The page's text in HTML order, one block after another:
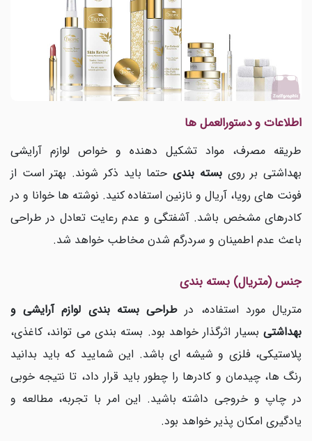
اطلاعات و دستورالعمل ها
طریقه مصرف، مواد تشکیل دهنده و خواص لوازم آرایشی
بهداشتی بر رویبسته بندی حتما باید ذکر شوند. بهتر است از
فونت های رویا، آریال و نازنین استفاده کنید. نوشته ها خوانا و در
کادرهای مشخص باشد. آشفتگی و عدم رعایت تعادل در طراحی
باعث عدم اطمینان و سردرگم شدن مخاطب خواهد شد.
جنس (متریال) بسته بندی
متریال مورد استفاده، در طراحی بسته بندی لوازم آرایشی و
بهداشتی بسیار اثرگذار خواهد بود. بسته بندی می تواند، کاغذی،
پلاستیکی، فلزی و شیشه ای باشد. این شمایید که باید بدانید
رنگ ها، چیدمان و کادرها را چطور باید قرار داد، تا نتیجه خوبی
در چاپ و خروجی داشته باشید. این امر با تجربه، مطالعه و
یادگیری امکان پذیر خواهد بود.